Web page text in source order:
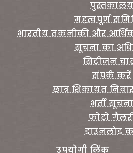
पुस्तकालय
महत्वपूर्ण
भारतीय तकनीकी और
सूचना का
सिटीजन
संपर्क करें
छात्र शिकायत
भर्ती सूचना
फोटो
डाउनलोड
उपयोगी लिंक